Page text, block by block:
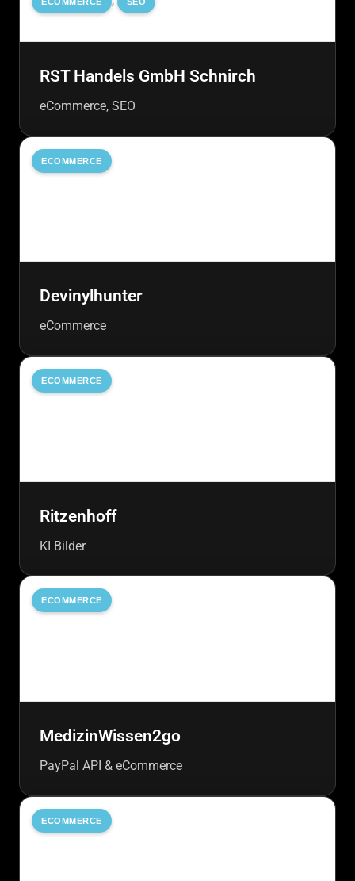
RST Handels GmbH Schnirch
eCommerce, SEO
Devinylhunter
ECOMMERCE
eCommerce
Ritzenhoff
ECOMMERCE
KI Bilder
MedizinWissen2go
ECOMMERCE
PayPal API & eCommerce
ECOMMERCE